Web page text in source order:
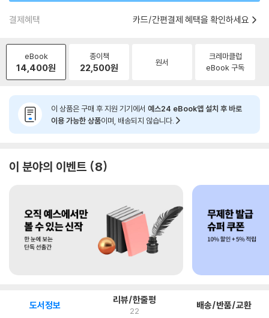
결제혜택 카드/간편결제 혜택을 확인하세요
eBook
14,400원
종이책
22,500원 원서
크레마클럽
eBook 구독
이 상품은 구매 후 지원 기기에서 예스24 eBook앱 설치 후 바로
이용 가능한 상품이며, 배송되지 않습니다.
이 분야의 이벤트 8
도서정보 리뷰/한줄평
22 배송/반품/교환